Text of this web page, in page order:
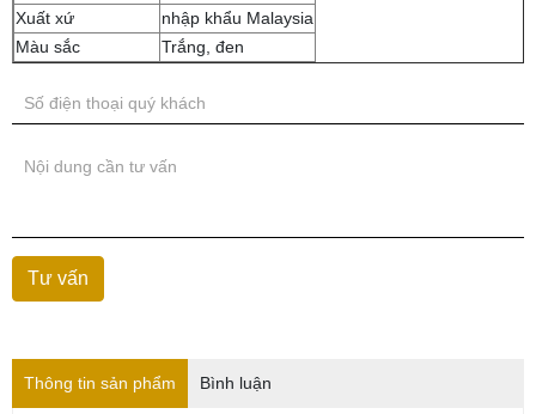
Xuất xứ
nhập khẩu Malaysia
Màu sắc
Trắng, đen
Thông tin sản phẩm Bình luận